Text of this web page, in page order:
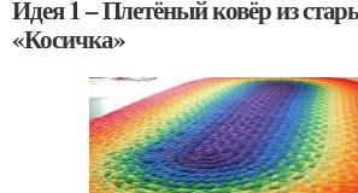
Идея 1 – Плетёный ковёр из
«Косичка»